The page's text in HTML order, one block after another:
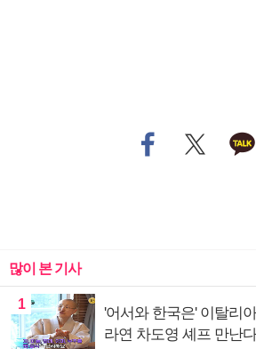
많이 본 기사
1
'어서와 한국은' 이탈리
라연 차도영 셰프 만난다